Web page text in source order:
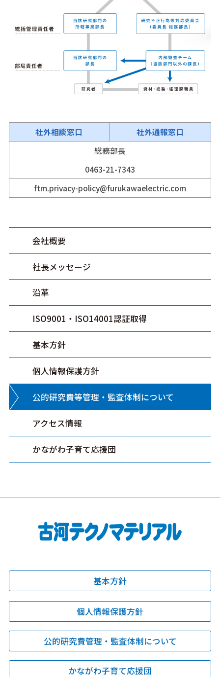
社外相談窓口
社外通報窓口
総務部長
0463-21-7343
ftm.privacy-policy@furukawaelectric.com
会社概要
社長メッセージ
沿革
ISO9001・ISO14001認証取得
基本方針
個人情報保護方針
公的研究費等管理・監査体制について
アクセス情報
かながわ子育て応援団
基本方針
個人情報保護方針
公的研究費管理・監査体制について
かながわ子育て応援団